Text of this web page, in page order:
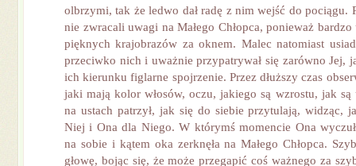
olbrzymi, tak że ledwo dał radę z nim wejść do pociągu.
nie zwracali uwagi na Małego Chłopca, ponieważ
pięknych krajobrazów za oknem. Malec natomiast
przeciwko nich i uważnie przypatrywał się zarówno Jej,
ich kierunku figlarne spojrzenie. Przez dłuższy czas
jaki mają kolor włosów, oczu, jakiego są wzrostu, jak są
na ustach patrzył, jak się do siebie przytulają, widząc,
Niej i Ona dla Niego. W którymś momencie Ona
na sobie i kątem oka zerknęła na Małego Chłopca.
głowę, bojąc się, że może przegapić coś ważnego za